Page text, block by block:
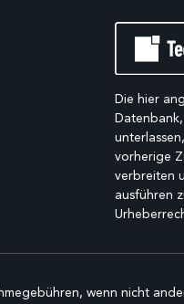
Die hier
vorherige
verbreiten
ausführen
wenn nicht